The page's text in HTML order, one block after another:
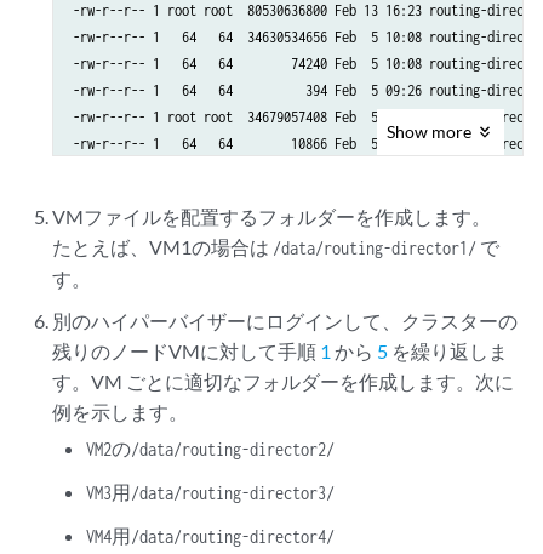
-rw-r--r-- 1 root root  80530636800 Feb 13 16:23 routing-
-rw-r--r-- 1   64   64  34630534656 Feb  5 10:08 routing-
-rw-r--r-- 1   64   64        74240 Feb  5 10:08 routing-
-rw-r--r-- 1   64   64          394 Feb  5 09:26 routing-
-rw-r--r-- 1 root root  34679057408 Feb  5 10:08 routing-
Show more
VMファイルを配置するフォルダーを作成します。
たとえば、VM1の場合は /data/routing-director1/ で
す。
別のハイパーバイザーにログインして、クラスターの
残りのノードVMに対して手順 1 から 5 を繰り返しま
す。VM ごとに適切なフォルダーを作成します。次に
例を示します。
VM2の/data/routing-director2/
VM3用/data/routing-director3/
VM4用/data/routing-director4/